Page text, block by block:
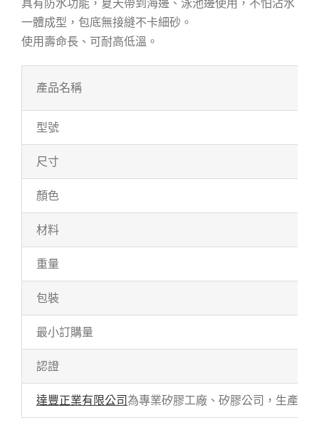
具有防水功能，夏天帶到海邊、泳池邊使用，不怕沾水
一體成型，包底無接縫不卡細砂。
使用壽命長、可耐高低溫。
產品名稱
型號
尺寸
顏色
材料
重量
包裝
最小訂購量
認證
達豐正業有限公司為專業矽膠工廠、矽膠公司，生產各